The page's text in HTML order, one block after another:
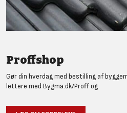
Proffshop
Gør din hverdag med bestilling af
lettere med Bygma.dk/Proff og